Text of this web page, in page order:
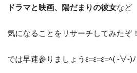
ドラマと映画、陽だまりの彼女など
気になることをリサーチしてみたぞ！
では早速参りましょうε=ε=ε=ﾍ( -∀-)ﾉ